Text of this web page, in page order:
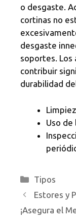
o desgaste.
cortinas no
desgaste
soportes. Los
contribuir
durabilidad
Uso de
Categorías
Tipos
Estores y
¡Asegura el